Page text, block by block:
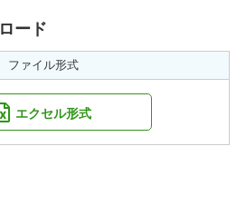
ード
ファイル形式
エクセル形式